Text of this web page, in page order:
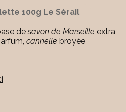
100g Le Sérail
de savon de Marseille extra
cannelle broyée